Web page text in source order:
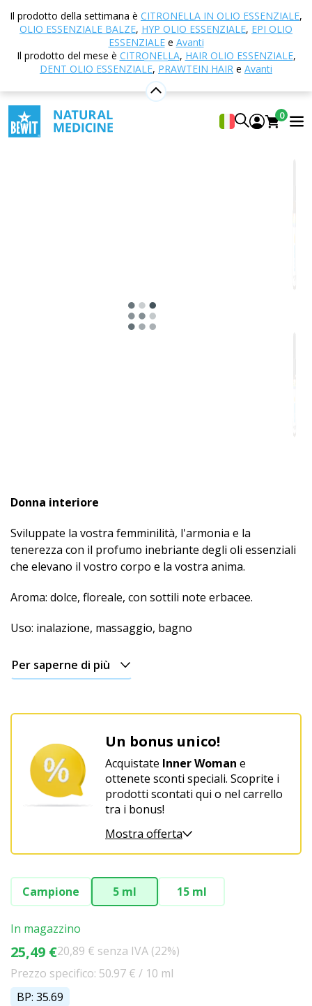
Il prodotto della settimana è CITRONELLA IN OLIO ESSENZIALE,
OLIO ESSENZIALE BALZE, HYP OLIO ESSENZIALE, EPI OLIO
ESSENZIALEe Avanti
Il prodotto del mese è CITRONELLA, HAIR OLIO ESSENZIALE,
DENT OLIO ESSENZIALE, PRAWTEIN HAIR e Avanti
0
Casa E-shop Aromaterapia
NULL
Inner Woman
Inner Woman
Miscela naturale al 100% di oli essenziali CTEO
5 Mostra 20 Recensito da
Donna interiore
Sviluppate la vostra femminilità, l'armonia e la
tenerezza con il profumo inebriante degli oli essenziali
che elevano il vostro corpo e la vostra anima.
Aroma: dolce, floreale, con sottili note erbacee.
Uso: inalazione, massaggio, bagno
Per saperne di più
Un bonus unico!
Acquistate Inner Woman e
ottenete sconti speciali. Scoprite i
prodotti scontati qui o nel carrello
tra i bonus!
Mostra offerta
Campione 5 ml 15 ml
In magazzino
25,49 €20,89 € senza IVA (22%)
Prezzo specifico: 50.97 € / 10 ml
BP: 35.69